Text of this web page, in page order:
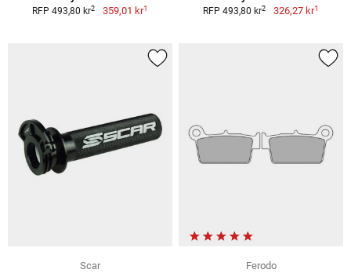
RFP 493,80 kr2 359,01 kr1 RFP 493,80 kr2 326,27 kr1
Scar
Ferodo